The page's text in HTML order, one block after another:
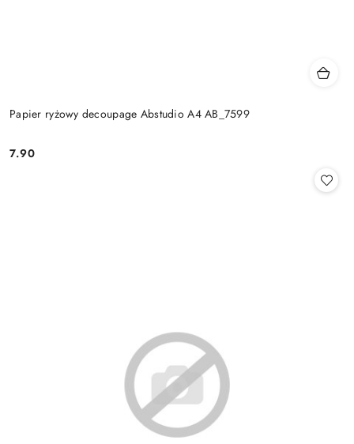
Papier ryżowy decoupage Abstudio A4 AB_7599
Cena:
7.90